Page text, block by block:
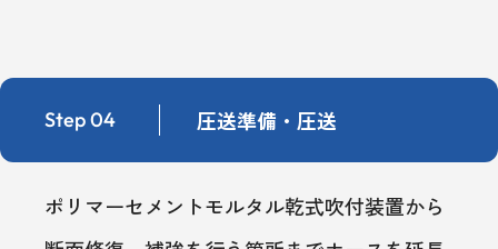
Step 04 圧送準備・圧送
ポリマーセメントモルタル乾式吹付装置から